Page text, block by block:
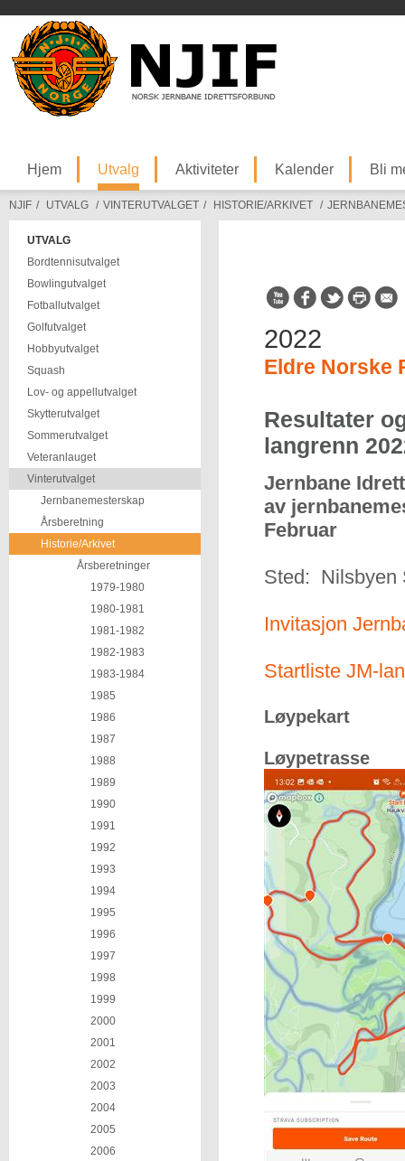
Hjem Utvalg Aktiviteter Kalender Bli
NJIF / UTVALG / VINTERUTVALGET / HISTORIE/ARKIVET /
UTVALG
Bordtennisutvalget
Bowlingutvalget
Fotballutvalget
Golfutvalget
Hobbyutvalget
Squash
Lov- og appellutvalget
Skytterutvalget
Sommerutvalget
Veteranlauget
Vinterutvalget
Jernbanemesterskap
Årsberetning
Historie/Arkivet
Årsberetninger
1979-1980
1980-1981
1981-1982
1982-1983
1983-1984
1985
1986
1987
1988
1989
1990
1991
1992
1993
1994
1995
1996
1997
1998
1999
2000
2001
2002
2003
2004
2005
2006
2022
Eldre Norske
Resultater
langrenn
Jernbane
av
Februar
Sted: Nilsbyen
Invitasjon
Startliste JM-
Løypekart